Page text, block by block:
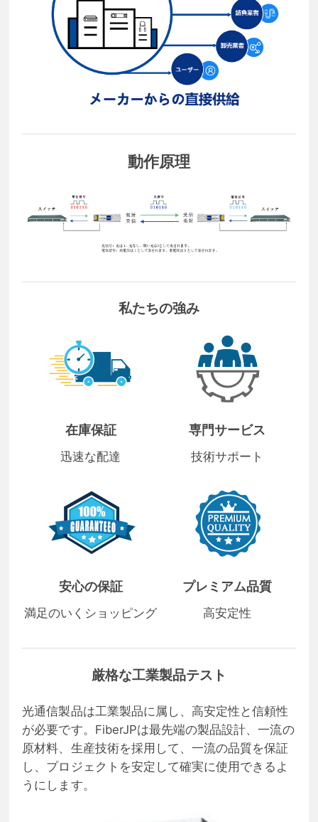
動作原理
私たちの強み
在庫保証
迅速な配達
専門サービス
技術サポート
安心の保証
満足のいくショッピング
プレミアム品質
高安定性
厳格な工業製品テスト
光通信製品は工業製品に属し、高安定性と信頼性
が必要です。FiberJPは最先端の製品設計、一流の
原材料、生産技術を採用して、一流の品質を保証
し、プロジェクトを安定して確実に使用できるよ
うにします。